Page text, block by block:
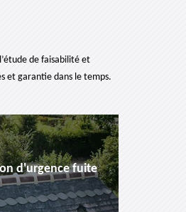
de faisabilité et
et garantie dans le temps.
d'urgence fuite